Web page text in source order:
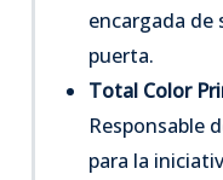
encargada de
puerta.
Total Color
Responsable
para la